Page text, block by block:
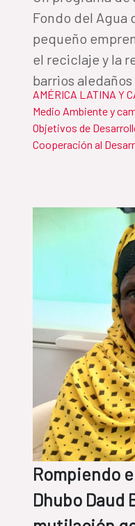
Fondo del Agua
pequeño
el reciclaje y la
barrios
AMÉRICA LATINA Y
Medio Ambiente y
Objetivos de
Cooperación al
Rompiendo
Dhubo Daud